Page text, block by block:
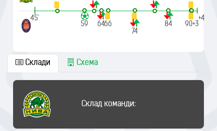
|
45'
59
6466
74
84 90+1
90+3
|
90'+4
Склади Схема
Склад команди: